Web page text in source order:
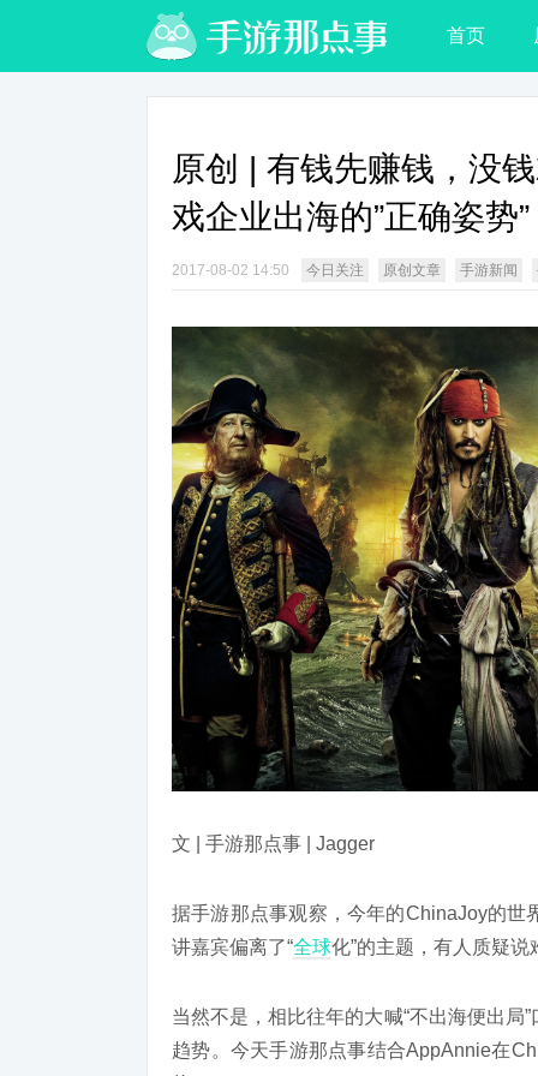
首页
原创 | 有钱先赚钱，没
戏企业出海的”正确姿势”
2017-08-02 14:50 今日关注 原创文章 手游新闻
文 | 手游那点事 | Jagger
据手游那点事观察，今年的ChinaJoy的世
讲嘉宾偏离了“全球化”的主题，有人质疑
当然不是，相比往年的大喊“不出海便出局
趋势。今天手游那点事结合AppAnnie在